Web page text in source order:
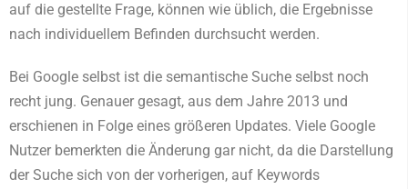
auf die gestellte Frage, können wie üblich, die Ergebnisse
nach individuellem Befinden durchsucht werden.
Bei Google selbst ist die semantische Suche selbst noch
recht jung. Genauer gesagt, aus dem Jahre 2013 und
erschienen in Folge eines größeren Updates. Viele Google
Nutzer bemerkten die Änderung gar nicht, da die Darstellung
der Suche sich von der vorherigen, auf Keywords